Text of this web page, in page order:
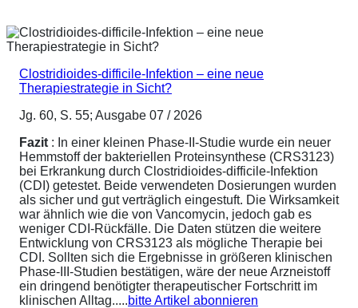
Clostridioides-difficile-Infektion – eine neue
Therapiestrategie in Sicht?
Jg. 60, S. 55; Ausgabe 07 / 2026
Fazit : In einer kleinen Phase-II-Studie wurde ein neuer
Hemmstoff der bakteriellen Proteinsynthese (CRS3123)
bei Erkrankung durch Clostridioides-difficile-Infektion
(CDI) getestet. Beide verwendeten Dosierungen wurden
als sicher und gut verträglich eingestuft. Die Wirksamkeit
war ähnlich wie die von Vancomycin, jedoch gab es
weniger CDI-Rückfälle. Die Daten stützen die weitere
Entwicklung von CRS3123 als mögliche Therapie bei
CDI. Sollten sich die Ergebnisse in größeren klinischen
Phase-III-Studien bestätigen, wäre der neue Arzneistoff
ein dringend benötigter therapeutischer Fortschritt im
klinischen Alltag.....bitte Artikel abonnieren